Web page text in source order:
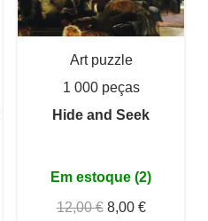
Art puzzle
1 000 peças
Hide and Seek
Em estoque (2)
12,00 € 8,00 €